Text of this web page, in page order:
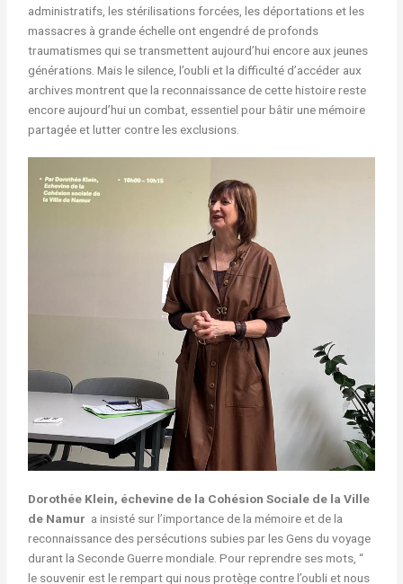
administratifs, les stérilisations forcées, les déportations et les
massacres à grande échelle ont engendré de profonds
traumatismes qui se transmettent aujourd’hui encore aux jeunes
générations. Mais le silence, l’oubli et la difficulté d’accéder aux
archives montrent que la reconnaissance de cette histoire reste
encore aujourd’hui un combat, essentiel pour bâtir une mémoire
partagée et lutter contre les exclusions.
Dorothée Klein, échevine de la Cohésion Sociale de la Ville
de Namur a insisté sur l’importance de la mémoire et de la
reconnaissance des persécutions subies par les Gens du voyage
durant la Seconde Guerre mondiale. Pour reprendre ses mots, “
le souvenir est le rempart qui nous protège contre l’oubli et nous